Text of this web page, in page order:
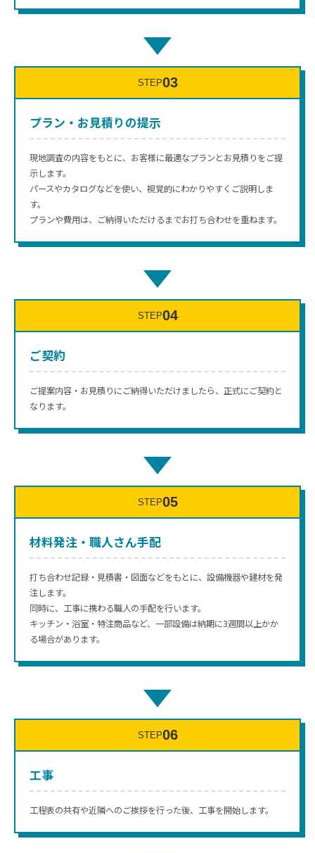
STEP03
プラン・お見積りの提示
現地調査の内容をもとに、お客様に最適なプランとお見積りをご提
示します。
パースやカタログなどを使い、視覚的にわかりやすくご説明しま
す。
プランや費用は、ご納得いただけるまでお打ち合わせを重ねます。
STEP04
ご契約
ご提案内容・お見積りにご納得いただけましたら、正式にご契約と
なります。
STEP05
材料発注・職人さん手配
打ち合わせ記録・見積書・図面などをもとに、設備機器や建材を発
注します。
同時に、工事に携わる職人の手配を行います。
キッチン・浴室・特注商品など、一部設備は納期に3週間以上かか
る場合があります。
STEP06
工事
工程表の共有や近隣へのご挨拶を行った後、工事を開始します。